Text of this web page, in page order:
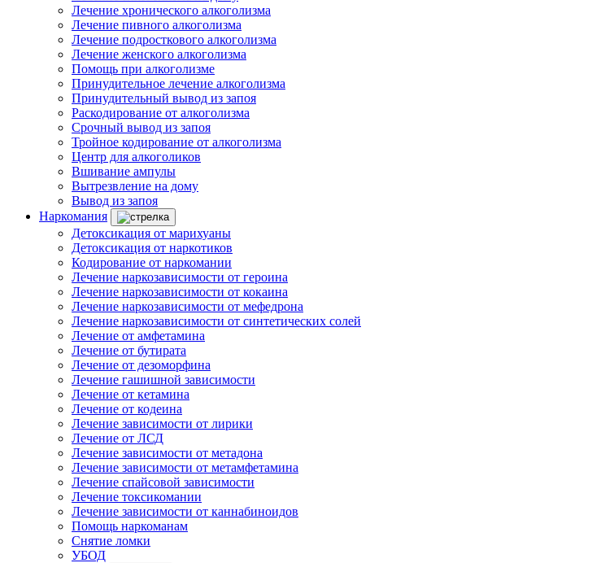
Лечение хронического алкоголизма
Лечение пивного алкоголизма
Лечение подросткового алкоголизма
Лечение женского алкоголизма
Помощь при алкоголизме
Принудительное лечение алкоголизма
Принудительный вывод из запоя
Раскодирование от алкоголизма
Срочный вывод из запоя
Тройное кодирование от алкоголизма
Центр для алкоголиков
Вшивание ампулы
Вытрезвление на дому
Вывод из запоя
Наркомания
Детоксикация от марихуаны
Детоксикация от наркотиков
Кодирование от наркомании
Лечение наркозависимости от героина
Лечение наркозависимости от кокаина
Лечение наркозависимости от мефедрона
Лечение наркозависимости от синтетических солей
Лечение от амфетамина
Лечение от бутирата
Лечение от дезоморфина
Лечение гашишной зависимости
Лечение от кетамина
Лечение от кодеина
Лечение зависимости от лирики
Лечение от ЛСД
Лечение зависимости от метадона
Лечение зависимости от метамфетамина
Лечение спайсовой зависимости
Лечение токсикомании
Лечение зависимости от каннабиноидов
Помощь наркоманам
Снятие ломки
УБОД